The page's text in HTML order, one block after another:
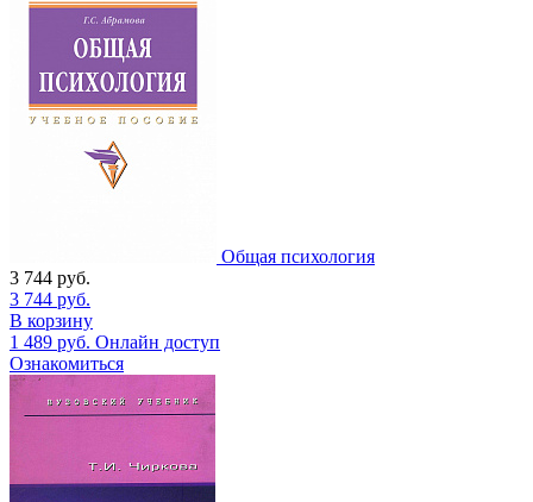
Общая психология
3 744 руб.
3 744 руб.
В корзину
1 489 руб. Онлайн доступ
Ознакомиться